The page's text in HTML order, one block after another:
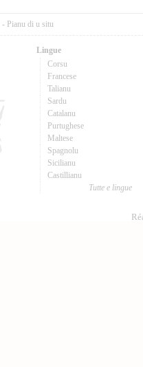
- Pianu di u situ
Lingue
Corsu
Francese
Talianu
Sardu
Catalanu
Purtughese
Maltese
Spagnolu
Sicilianu
Castillianu
Tutte e lingue